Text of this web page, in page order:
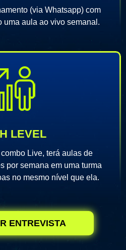
(via Whatsapp) com
uma aula ao vivo semanal.
LEVEL
Live, terá aulas de
por semana em uma turma
no mesmo nível que ela.
ENTREVISTA